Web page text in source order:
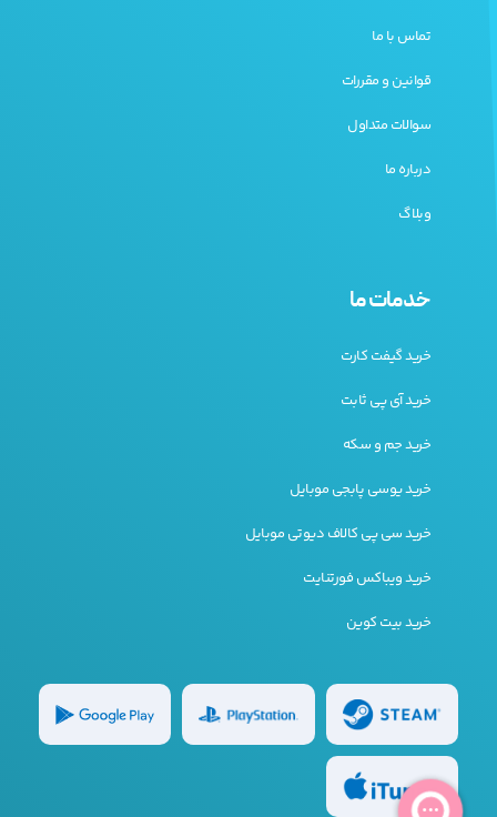
تماس با ما
قوانین و مقررات
سوالات متداول
درباره ما
وبلاگ
خدمات ما
خرید گیفت کارت
خرید آی پی ثابت
خرید جم و سکه
خرید یوسی پابجی موبایل
خرید سی پی کالاف دیوتی موبایل
خرید ویباکس فورتنایت
خرید بیت کوین